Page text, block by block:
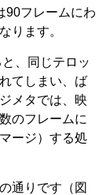
90フレームにわ
ります。
、同じテロッ
てしまい、ば
メタでは、映
のフレームに
ージ）する処
通りです（図